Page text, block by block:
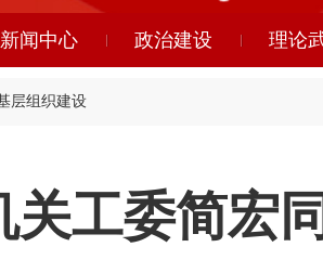
新闻中心 政治建设 理论
层组织建设
关工委简宏